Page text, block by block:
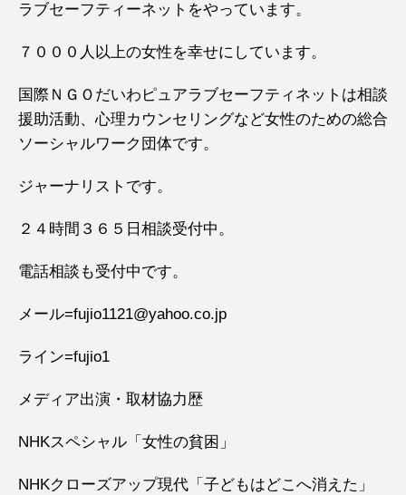
ラブセーフティーネットをやっています。
７０００人以上の女性を幸せにしています。
国際ＮＧＯだいわピュアラブセーフティネットは相談
援助活動、心理カウンセリングなど女性のための総合
ソーシャルワーク団体です。
ジャーナリストです。
２４時間３６５日相談受付中。
電話相談も受付中です。
メール=fujio1121@yahoo.co.jp
ライン=fujio1
メディア出演・取材協力歴
NHKスペシャル「女性の貧困」
NHKクローズアップ現代「子どもはどこへ消えた」